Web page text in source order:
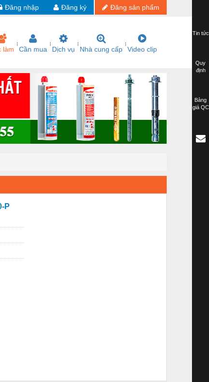
Đăng sản phẩm
Đăng ký
Đăng nhập
làm Cần mua Dịch vụ Nhà cung cấp Video clip
P
Tin tức
Quy
định
Bảng
giá QC